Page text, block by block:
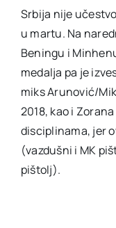
Srbija nije
u martu. Na
Beningu i
medalja pa je
miks Arunović/
2018, kao i
disciplinama, jer
(vazdušni i MK
pištolj).